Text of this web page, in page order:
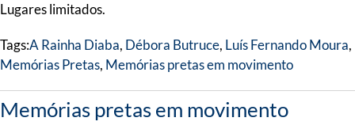
Lugares limitados.
Tags:A Rainha Diaba, Débora Butruce, Luís Fernando Moura,
Memórias Pretas, Memórias pretas em movimento
Memórias pretas em movimento